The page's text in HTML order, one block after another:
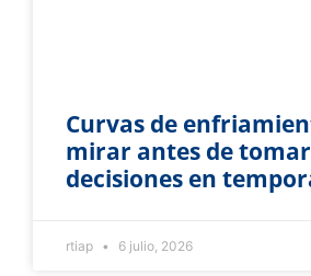
Curvas de
mirar antes de tomar
decisiones en
rtiap 6 julio, 2026